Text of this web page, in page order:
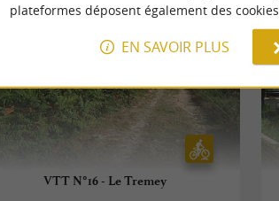
VTT N°16 - Le Tremey
plateformes déposent également des cookies.
EN SAVOIR PLUS